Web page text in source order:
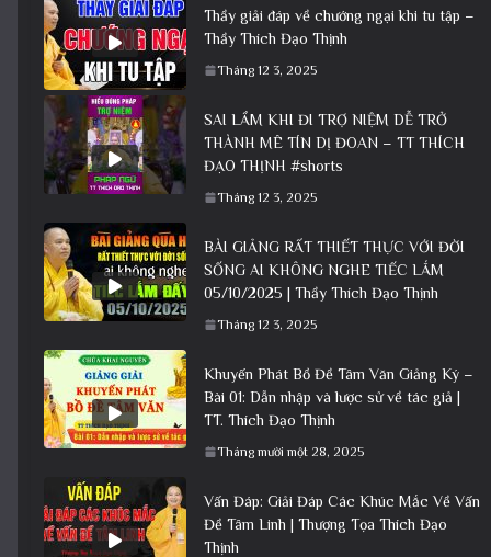
Thầy giải đáp về chướng ngại khi tu tập –
Thầy Thích Đạo Thịnh
Tháng 12 3, 2025
SAI LẦM KHI ĐI TRỢ NIỆM DỄ TRỞ
THÀNH MÊ TÍN DỊ ĐOAN – TT THÍCH
ĐẠO THỊNH #shorts
Tháng 12 3, 2025
BÀI GIẢNG RẤT THIẾT THỰC VỚI ĐỜI
SỐNG AI KHÔNG NGHE TIẾC LẮM
05/10/2025 | Thầy Thích Đạo Thịnh
Tháng 12 3, 2025
Khuyến Phát Bồ Đề Tâm Văn Giảng Ký –
Bài 01: Dẫn nhập và lược sử về tác giả |
TT. Thích Đạo Thịnh
Tháng mười một 28, 2025
Vấn Đáp: Giải Đáp Các Khúc Mắc Về Vấn
Đề Tâm Linh | Thượng Tọa Thích Đạo
Thịnh